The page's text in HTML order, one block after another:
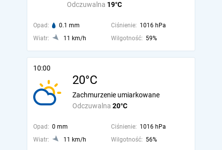
Odczuwalna 19°C
Opad: 0.1 mm Ciśnienie: 1016 hPa
Wiatr:
11 km/h Wilgotność: 59%
10:00
20°C
Odczuwalna 20°C
Zachmurzenie umiarkowane
Opad: 0 mm Ciśnienie: 1016 hPa
Wiatr:
11 km/h Wilgotność: 56%